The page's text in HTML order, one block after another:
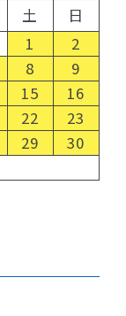
土
日
1
2
8
9
15
16
22
23
29
30